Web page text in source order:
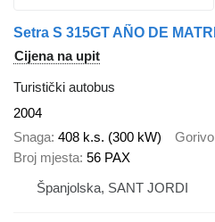
Cijena na upit
Turistički autobus
2004
Snaga 408 k.s. (300 kW) Gorivo
Broj mjesta 56 PAX
Španjolska, SANT JORDI